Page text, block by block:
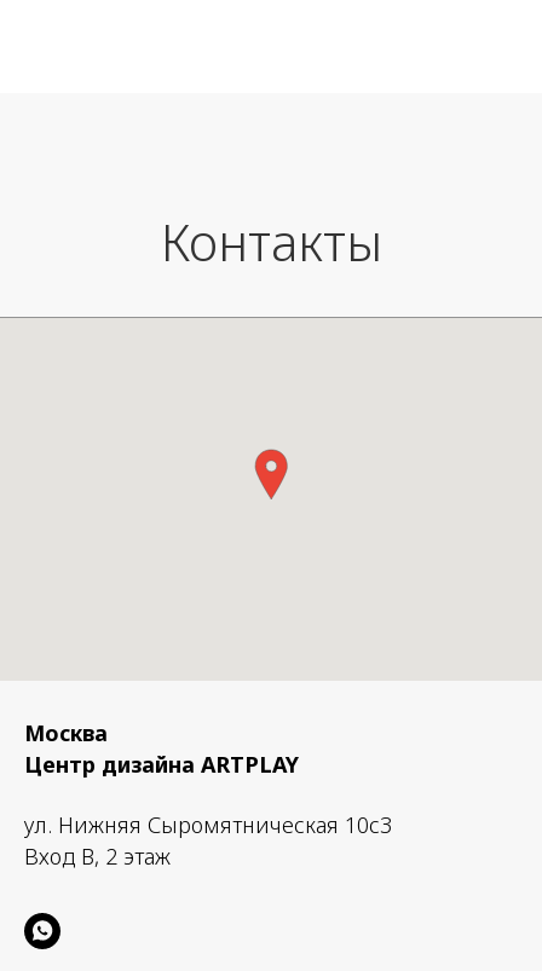
Контакты
Москва
Центр дизайна ARTPLAY
ул. Нижняя Сыромятническая 10с3
Вход B, 2 этаж